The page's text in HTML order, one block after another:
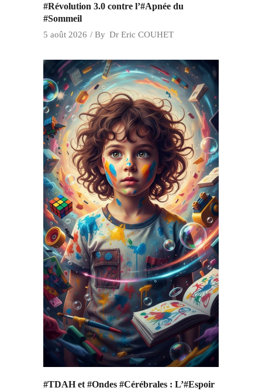
#Révolution 3.0 contre l’#Apnée du
#Sommeil
5 août 2026 By Dr Eric COUHET
#TDAH et #Ondes #Cérébrales : L’#Espoir